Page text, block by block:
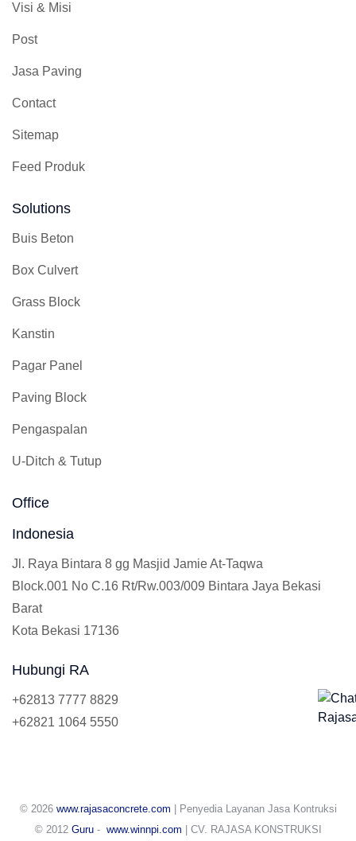
Visi & Misi
Post
Jasa Paving
Contact
Sitemap
Feed Produk
Solutions
Buis Beton
Box Culvert
Grass Block
Kanstin
Pagar Panel
Paving Block
Pengaspalan
U-Ditch & Tutup
Office
Indonesia
Jl. Raya Bintara 8 gg Masjid Jamie At-Taqwa
Block.001 No C.16 Rt/Rw.003/009 Bintara Jaya Bekasi
Barat
Kota Bekasi 17136
Hubungi RA
+62813 7777 8829
+62821 1064 5550
© 2026 www.rajasaconcrete.com | Penyedia Layanan Jasa Kontruksi
© 2012 Guru- www.winnpi.com | CV. RAJASA KONSTRUKSI